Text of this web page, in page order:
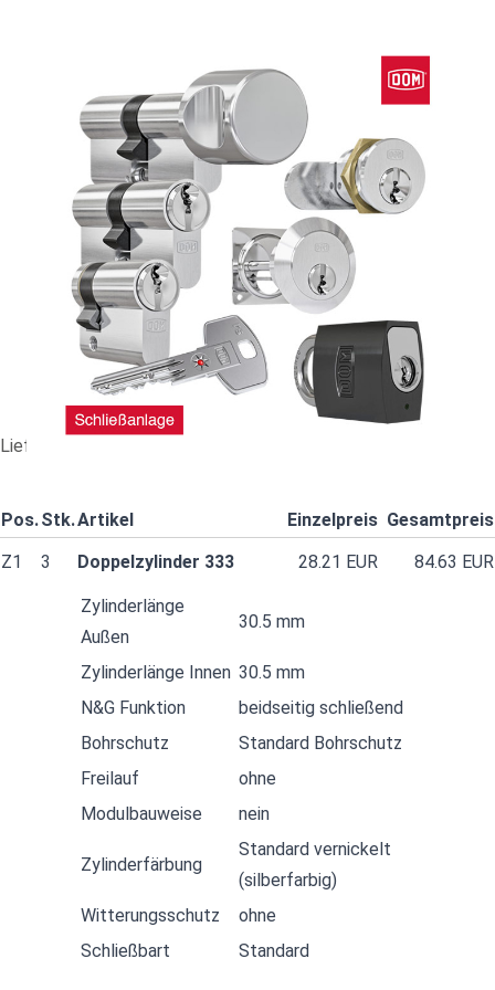
GS-Anlage DOM rs Sirius (RS7SI) #88554
289,24 €
vč. 19% DPH,beznákladů na dopravu
- +
Dodací lhůta: 3-4 Wochen
Porovnat
Lieferzeit ca. 3-4 Wochen
Pos.Stk.Artikel Einzelpreis Gesamtpreis
Z1
3 Doppelzylinder 333 28.21 EUR 84.63 EUR
Zylinderlänge
Außen
30.5 mm
Zylinderlänge Innen 30.5 mm
N&G Funktion
beidseitig schließend
Bohrschutz
Standard Bohrschutz
Freilauf
ohne
Modulbauweise
nein
Zylinderfärbung
Standard vernickelt
(silberfarbig)
Witterungsschutz
ohne
Schließbart
Standard